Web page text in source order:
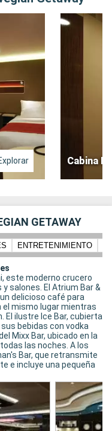
Cabina
GETAWAY
ENTRETENIMIENTO
este moderno crucero
salones. El Atrium Bar &
delicioso café para
el mismo lugar mientras
El ilustre Ice Bar, cubierta
bebidas con vodka
Mixx Bar, ubicado en la
las noches. A los
Bar, que retransmite
e incluye una pequeña